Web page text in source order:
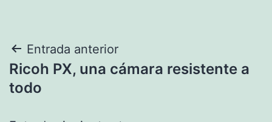
Navegación
de
Entrada anterior
Ricoh PX, una cámara resistente a
todo